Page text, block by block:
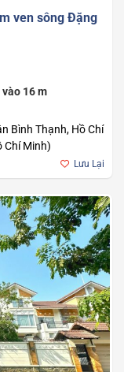
ven sông Đặng
16 m
Bình Thạnh, Hồ Chí
Chí Minh)
Giá
gốc
Giá
hiện
là:
Lưu Lại